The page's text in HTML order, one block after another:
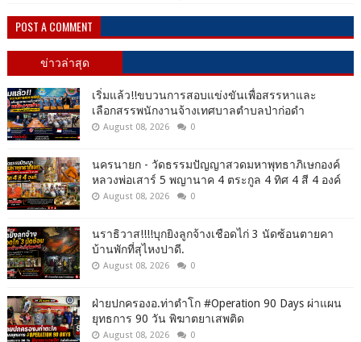
POST A COMMENT
ข่าวล่าสุด
เริ่มแล้ว!!ขบวนการสอบแข่งขันเพื่อสรรหาและ
เลือกสรรพนักงานจ้างเทศบาลตำบลป่าก่อดำ
August 08, 2026 0
นครนายก - วัดธรรมปัญญาสวดมหาพุทธาภิเษกองค์
หลวงพ่อเสาร์ 5 พญานาค 4 ตระกูล 4 ทิศ 4 สี 4 องค์
August 08, 2026 0
นราธิวาส!!!!บุกยิงลูกจ้างเชือดไก่ 3 นัดซ้อนตายคา
บ้านพักที่สุไหงปาดี.
August 08, 2026 0
ฝ่ายปกครองอ.ท่าตำโก #Operation 90 Days ผ่าแผน
ยุทธการ 90 วัน พิฆาตยาเสพติด
August 08, 2026 0